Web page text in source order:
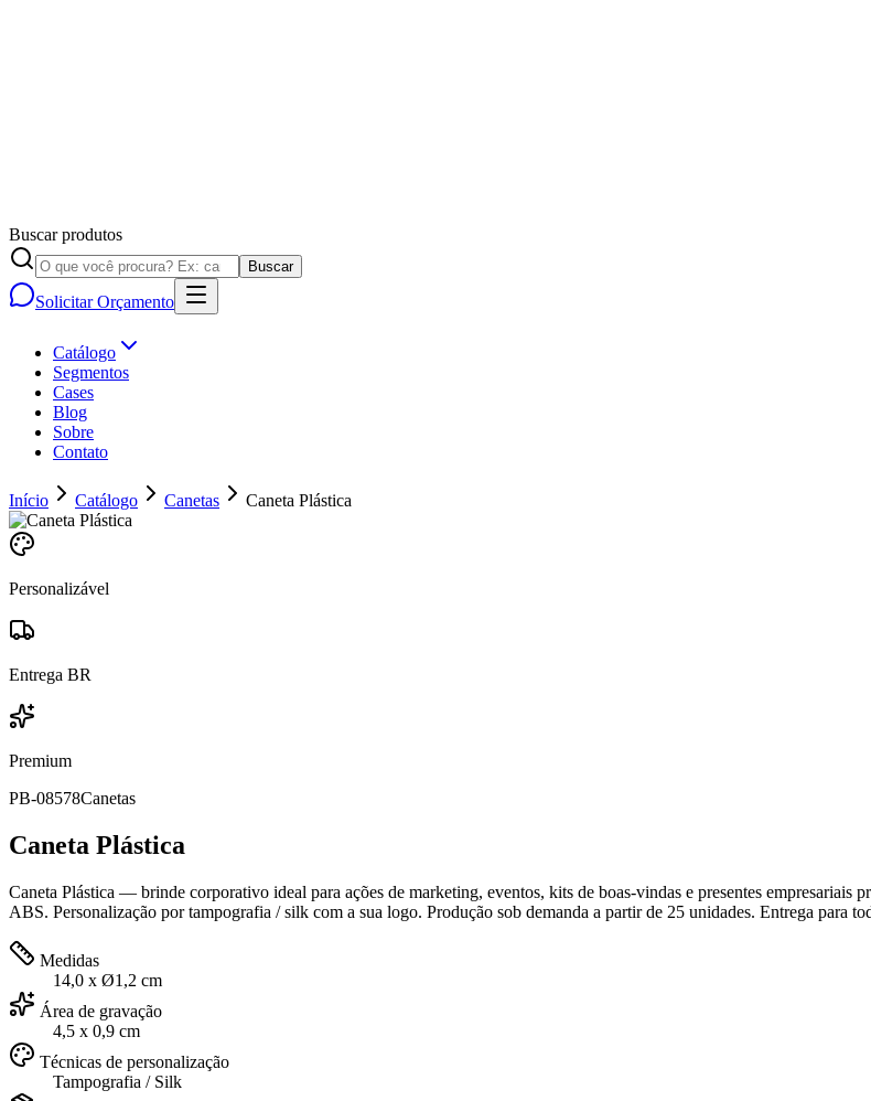
Buscar produtos
Buscar
Solicitar Orçamento
Catálogo
Segmentos
Cases
Blog
Sobre
Contato
Início Catálogo Canetas Caneta Plástica
Personalizável
Entrega BR
Premium
PB-08578Canetas
Caneta Plástica
Caneta Plástica — brinde corporativo ideal para ações de marketing, eventos, kits de boas-vindas e presentes
ABS. Personalização por tampografia / silk com a sua logo. Produção sob demanda a partir de 25 unidades. Entrega para
Medidas
14,0 x Ø1,2 cm
Área de gravação
4,5 x 0,9 cm
Técnicas de personalização
Tampografia / Silk